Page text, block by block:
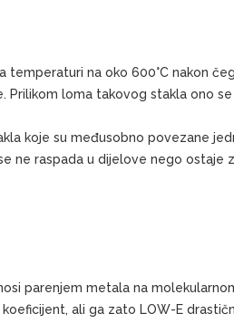
na oko 600°C nakon
loma takovog stakla ono
koje su međusobno povezane
ne raspada u dijelove nego ostaje
parenjem metala na
ali ga zato LOW-E